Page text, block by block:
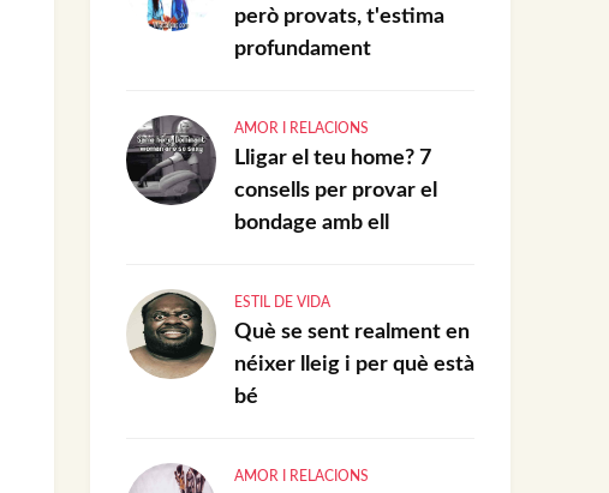
però provats, t'estima
profundament
AMOR I RELACIONS
Lligar el teu home? 7
consells per provar el
bondage amb ell
ESTIL DE VIDA
Què se sent realment en
néixer lleig i per què està
bé
AMOR I RELACIONS